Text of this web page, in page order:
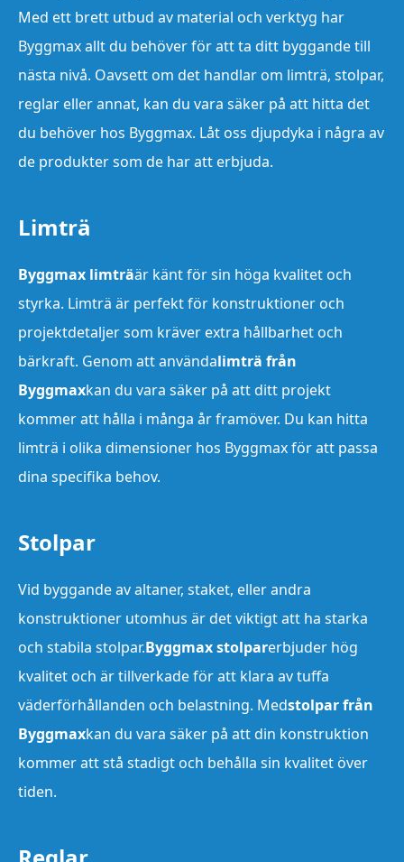
Med ett brett utbud av material och verktyg har
Byggmax allt du behöver för att ta ditt byggande till
nästa nivå. Oavsett om det handlar om limträ, stolpar,
reglar eller annat, kan du vara säker på att hitta det
du behöver hos Byggmax. Låt oss djupdyka i några av
de produkter som de har att erbjuda.
Limträ
Byggmax limträär känt för sin höga kvalitet och
styrka. Limträ är perfekt för konstruktioner och
projektdetaljer som kräver extra hållbarhet och
bärkraft. Genom att användalimträ från
Byggmaxkan du vara säker på att ditt projekt
kommer att hålla i många år framöver. Du kan hitta
limträ i olika dimensioner hos Byggmax för att passa
dina specifika behov.
Stolpar
Vid byggande av altaner, staket, eller andra
konstruktioner utomhus är det viktigt att ha starka
och stabila stolpar.Byggmax stolparerbjuder hög
kvalitet och är tillverkade för att klara av tuffa
väderförhållanden och belastning. Medstolpar från
Byggmaxkan du vara säker på att din konstruktion
kommer att stå stadigt och behålla sin kvalitet över
tiden.